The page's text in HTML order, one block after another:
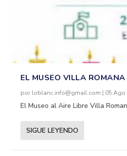
EL MUSEO VILLA ROMANA
por loblanc.info@gmail.com | 05 Ago
El Museo al Aire Libre Villa
SIGUE LEYENDO